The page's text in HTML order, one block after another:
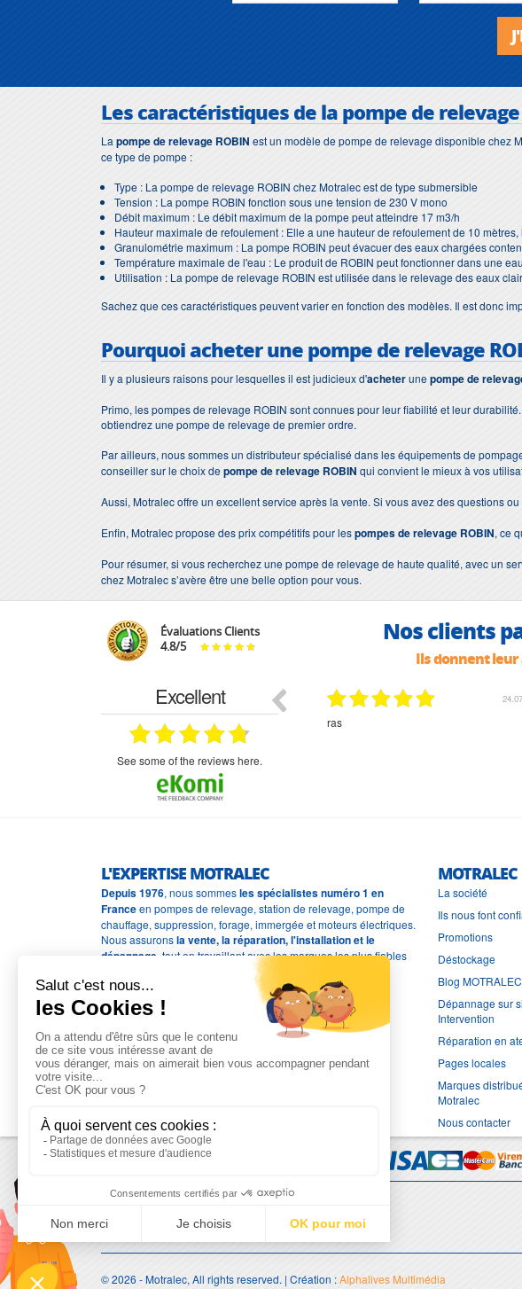
Les caractéristiques de la pompe de relevage
La pompe de relevage ROBIN est un modèle de pompe de relevage disponible chez
ce type de pompe :
Type : La pompe de relevage ROBIN chez Motralec est de type submersible
Tension : La pompe ROBIN fonction sous une tension de 230 V mono
Débit maximum : Le débit maximum de la pompe peut atteindre 17 m3/h
Hauteur maximale de refoulement : Elle a une hauteur de refoulement de 10
Granulométrie maximum : La pompe ROBIN peut évacuer des eaux chargées
Température maximale de l'eau : Le produit de ROBIN peut fonctionner dans une
Utilisation : La pompe de relevage ROBIN est utilisée dans le relevage des eaux
Sachez que ces caractéristiques peuvent varier en fonction des modèles. Il est donc
Pourquoi acheter unepompe de relevage
Il y a plusieurs raisons pour lesquelles il est judicieux d'acheterunepompe de
Primo, les pompes de relevage ROBIN sont connues pour leur fiabilité et leur
obtiendrez une pompe de relevage de premier ordre.
Par ailleurs, nous sommes un distributeur spécialisé dans les équipements de
conseiller sur le choix depompe de relevage ROBIN qui convient le mieux à vos
Aussi, Motralec offre un excellent service après la vente. Si vous avez des questions
Enfin, Motralec propose des prix compétitifs pour lespompes de relevage ROBIN, ce
Pour résumer, si vous recherchez une pompe de relevage de haute qualité, avec un
chez Motralec s’avère être une belle option pour vous.
Évaluations Clients
4.8/5 Nos clients
Ils donnent
Excellent
see some of the reviews here.
24.07.2026
Monsieur Delhaye est une personne
L'EXPERTISE MOTRALEC
Depuis 1976, nous sommesles spécialistes numéro 1 en
Franceen pompes de relevage, station de relevage, pompe de
chauffage, suppression, forage, immergée et moteurs électriques.
Nous assuronsla vente, la réparation, l'installation et le
dépannage , tout en travaillant avec les marques les plus fiables
MOTRALEC
La société
Ils nous font
Promotions
Déstockage
Blog MOTRALEC
Dépannage sur
Intervention
Réparation en
Pages locales
Marques
Motralec
Nous contacter
© 2026 - Motralec, All rights reserved. | Création :Alphalives Multimédia